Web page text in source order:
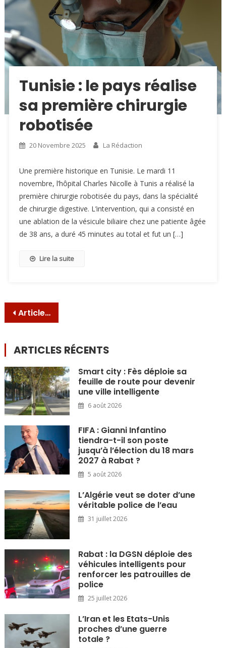
Tunisie : le pays réalise
sa première chirurgie
robotisée
20 Novembre 2025 La Rédaction
Une première historique en Tunisie. Le mardi 11
novembre, l’hôpital Charles Nicolle à Tunis a réalisé la
première chirurgie robotisée du pays, dans la spécialité
de chirurgie digestive. L’intervention, qui a consisté en
une ablation de la vésicule biliaire chez une patiente âgée
de 38 ans, a duré 45 minutes au total et fut un […]
Lire la suite
Navigation
articles
Articles plus anciens
ARTICLES RÉCENTS
Smart city : Fès déploie sa
feuille de route pour devenir
une ville intelligente
6 août 2026
FIFA : Gianni Infantino
tiendra-t-il son poste
jusqu’à l’élection du 18 mars
2027 à Rabat ?
5 août 2026
L’Algérie veut se doter d’une
véritable police de l’eau
31 juillet 2026
Rabat : la DGSN déploie des
véhicules intelligents pour
renforcer les patrouilles de
police
25 juillet 2026
L’Iran et les Etats-Unis
proches d’une guerre
totale ?